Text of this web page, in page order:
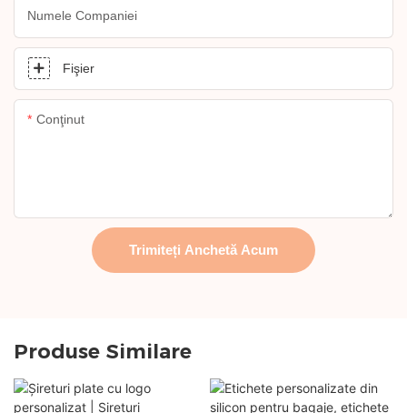
Numele Companiei
Fişier
Conţinut
Trimiteți Anchetă Acum
Produse Similare